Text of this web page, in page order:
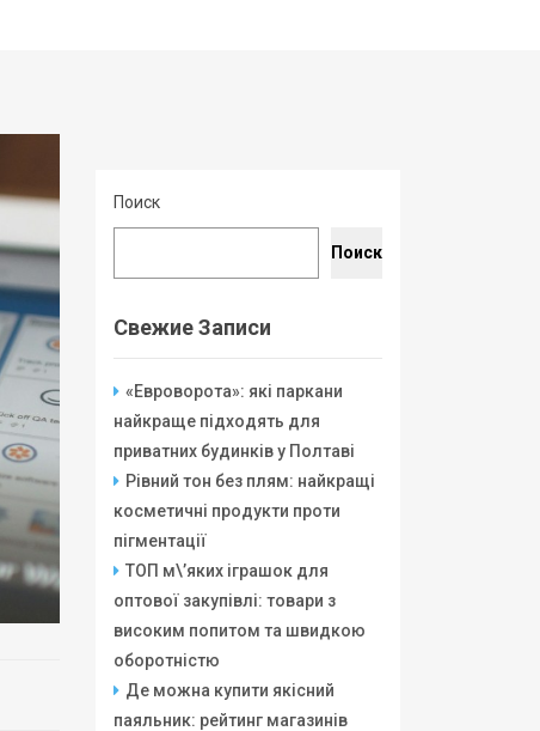
Поиск
Поиск
Свежие Записи
«Евроворота»: які паркани
найкраще підходять для
приватних будинків у Полтаві
Рівний тон без плям: найкращі
косметичні продукти проти
пігментації
ТОП м\’яких іграшок для
оптової закупівлі: товари з
високим попитом та швидкою
оборотністю
Де можна купити якісний
паяльник: рейтинг магазинів